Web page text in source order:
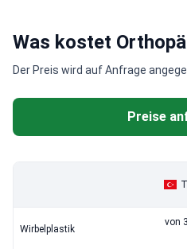
Was kostet
Der Preis wird auf Anfrage
Preise
Wirbelplastik
von